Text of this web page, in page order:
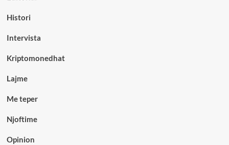
Histori
Intervista
Kriptomonedhat
Lajme
Me teper
Njoftime
Opinion